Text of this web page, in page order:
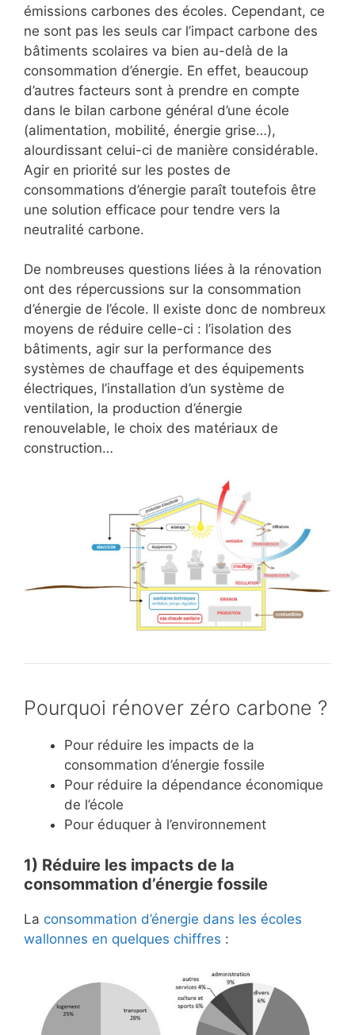
émissions carbones des écoles. Cependant, ce
ne sont pas les seuls car l’impact carbone des
bâtiments scolaires va bien au-delà de la
consommation d’énergie. En effet, beaucoup
d’autres facteurs sont à prendre en compte
dans le bilan carbone général d’une école
(alimentation, mobilité, énergie grise…),
alourdissant celui-ci de manière considérable.
Agir en priorité sur les postes de
consommations d’énergie paraît toutefois être
une solution efficace pour tendre vers la
neutralité carbone.
De nombreuses questions liées à la rénovation
ont des répercussions sur la consommation
d’énergie de l’école. Il existe donc de nombreux
moyens de réduire celle-ci : l’isolation des
bâtiments, agir sur la performance des
systèmes de chauffage et des équipements
électriques, l’installation d’un système de
ventilation, la production d’énergie
renouvelable, le choix des matériaux de
construction…
Pourquoi rénover zéro carbone ?
Pour réduire les impacts de la
consommation d’énergie fossile
Pour réduire la dépendance économique
de l’école
Pour éduquer à l’environnement
1) Réduire les impacts de la
consommation d’énergie fossile
La consommation d’énergie dans les écoles
wallonnes en quelques chiffres :